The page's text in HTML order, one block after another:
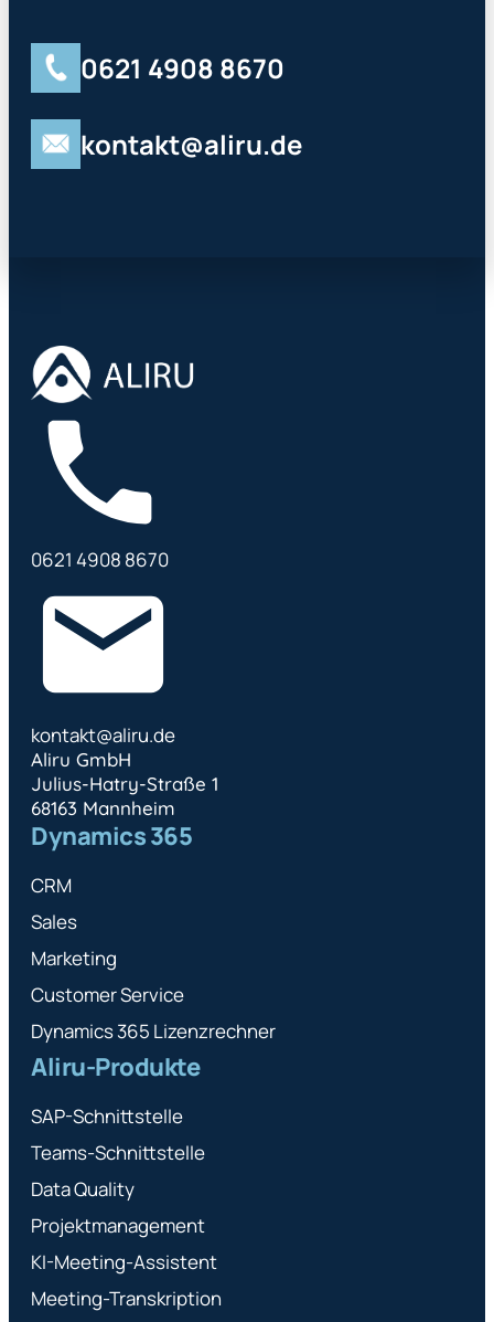
0621 4908 8670
kontakt@aliru.de
0621 4908 8670
kontakt@aliru.de
Aliru GmbH
Julius-Hatry-Straße 1
68163 Mannheim
Dynamics 365
CRM
Sales
Marketing
Customer Service
Dynamics 365 Lizenzrechner
Aliru-Produkte
SAP-Schnittstelle
Teams-Schnittstelle
Data Quality
Projektmanagement
KI-Meeting-Assistent
Meeting-Transkription